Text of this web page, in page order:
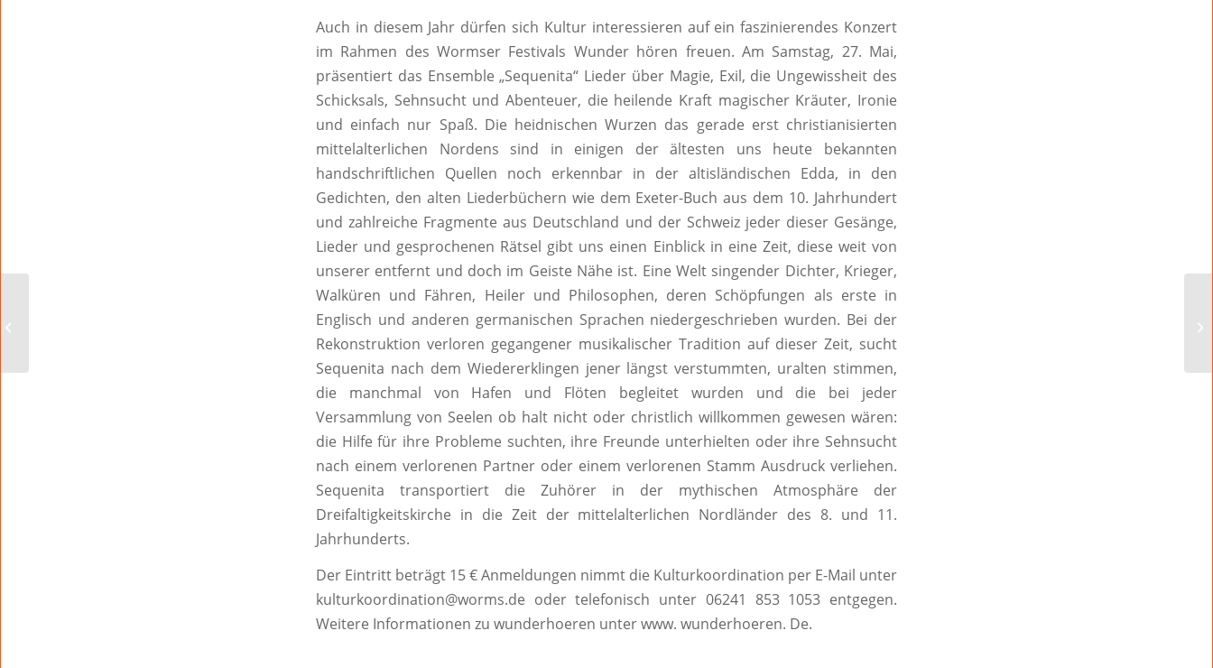
Auch in diesem Jahr dürfen sich Kultur interessieren auf ein faszinierendes Konzert
im Rahmen des Wormser Festivals Wunder hören freuen. Am Samstag, 27. Mai,
präsentiert das Ensemble „Sequenita“ Lieder über Magie, Exil, die Ungewissheit des
Schicksals, Sehnsucht und Abenteuer, die heilende Kraft magischer Kräuter, Ironie
und einfach nur Spaß. Die heidnischen Wurzen das gerade erst christianisierten
mittelalterlichen Nordens sind in einigen der ältesten uns heute bekannten
handschriftlichen Quellen noch erkennbar in der altisländischen Edda, in den
Gedichten, den alten Liederbüchern wie dem Exeter-Buch aus dem 10. Jahrhundert
und zahlreiche Fragmente aus Deutschland und der Schweiz jeder dieser Gesänge,
Lieder und gesprochenen Rätsel gibt uns einen Einblick in eine Zeit, diese weit von
unserer entfernt und doch im Geiste Nähe ist. Eine Welt singender Dichter, Krieger,
Walküren und Fähren, Heiler und Philosophen, deren Schöpfungen als erste in
Englisch und anderen germanischen Sprachen niedergeschrieben wurden. Bei der
Rekonstruktion verloren gegangener musikalischer Tradition auf dieser Zeit, sucht
Sequenita nach dem Wiedererklingen jener längst verstummten, uralten stimmen,
die manchmal von Hafen und Flöten begleitet wurden und die bei jeder
Versammlung von Seelen ob halt nicht oder christlich willkommen gewesen wären:
die Hilfe für ihre Probleme suchten, ihre Freunde unterhielten oder ihre Sehnsucht
nach einem verlorenen Partner oder einem verlorenen Stamm Ausdruck verliehen.
Sequenita transportiert die Zuhörer in der mythischen Atmosphäre der
Dreifaltigkeitskirche in die Zeit der mittelalterlichen Nordländer des 8. und 11.
Jahrhunderts.
Der Eintritt beträgt 15 € Anmeldungen nimmt die Kulturkoordination per E-Mail unter
kulturkoordination@worms.de oder telefonisch unter 06241 853 1053 entgegen.
Weitere Informationen zu wunderhoeren unter www. wunderhoeren. De.